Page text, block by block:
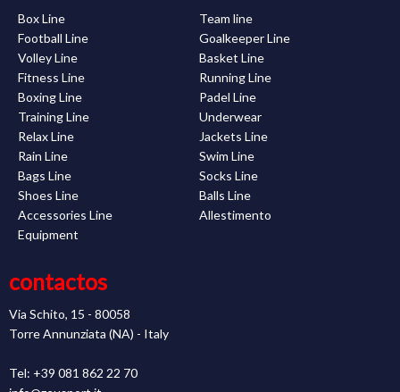
Box Line
Team line
Football Line
Goalkeeper Line
Volley Line
Basket Line
Fitness Line
Running Line
Boxing Line
Padel Line
Training Line
Underwear
Relax Line
Jackets Line
Rain Line
Swim Line
Bags Line
Socks Line
Shoes Line
Balls Line
Accessories Line
Allestimento
Equipment
contactos
Via Schito, 15 - 80058
Torre Annunziata (NA) - Italy
Tel: +39 081 862 22 70